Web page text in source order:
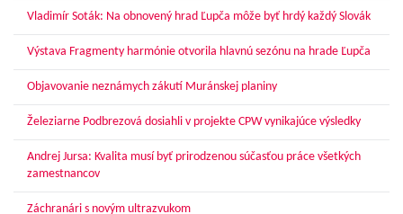
Vladimír Soták: Na obnovený hrad Ľupča môže byť hrdý každý Slovák
Výstava Fragmenty harmónie otvorila hlavnú sezónu na hrade Ľupča
Objavovanie neznámych zákutí Muránskej planiny
Železiarne Podbrezová dosiahli v projekte CPW vynikajúce výsledky
Andrej Jursa: Kvalita musí byť prirodzenou súčasťou práce všetkých
zamestnancov
Záchranári s novým ultrazvukom